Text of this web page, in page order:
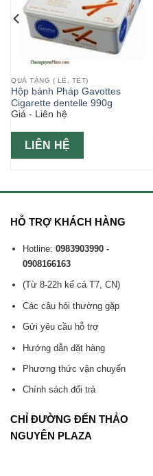
QUÀ TẶNG ( LỄ, TẾT)
Hộp bánh Pháp Gavottes
Cigarette dentelle 990g
Giá - Liên hệ
LIÊN HỆ
HỖ TRỢ KHÁCH HÀNG
Hotline: 0983903990 -
0908166163
(Từ 8-22h kể cả T7, CN)
Các câu hỏi thường gặp
Gửi yêu cầu hỗ trợ
Hướng dẫn đặt hàng
Phương thức vận chuyển
Chính sách đổi trả
CHỈ ĐƯỜNG ĐẾN THẢO
NGUYÊN PLAZA